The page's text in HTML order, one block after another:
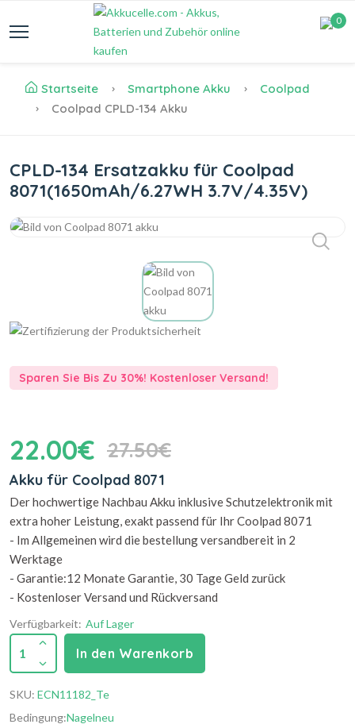
0
Startseite Smartphone Akku
Coolpad
Coolpad CPLD-134 Akku
CPLD-134 Ersatzakku für Coolpad
8071(1650mAh/6.27WH 3.7V/4.35V)
Sparen Sie Bis Zu 30%! Kostenloser Versand!
22.00€ 27.50€
Akku für Coolpad 8071
Der hochwertige Nachbau Akku inklusive Schutzelektronik mit
extra hoher Leistung, exakt passend für Ihr Coolpad 8071
- Im Allgemeinen wird die bestellung versandbereit in 2
Werktage
- Garantie:12 Monate Garantie, 30 Tage Geld zurück
- Kostenloser Versand und Rückversand
Verfügbarkeit: Auf Lager
1 In den Warenkorb
SKU: ECN11182_Te
Bedingung:Nagelneu